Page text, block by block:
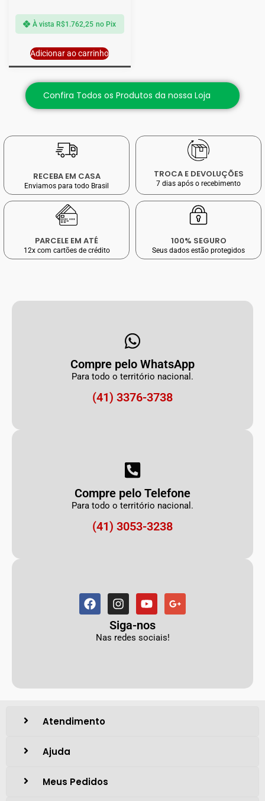
À vista R$1.762,25 no Pix
Adicionar ao carrinho
Confira Todos os Produtos da nossa Loja
RECEBA EM CASA
Enviamos para todo Brasil
TROCA E DEVOLUÇÕES
7 dias após o recebimento
PARCELE EM ATÉ
12x com cartões de crédito
100% SEGURO
Seus dados estão protegidos
Compre pelo WhatsApp
Para todo o território nacional.
(41) 3376-3738
Compre pelo Telefone
Para todo o território nacional.
(41) 3053-3238
Siga-nos
Nas redes sociais!
Atendimento
Ajuda
Meus Pedidos